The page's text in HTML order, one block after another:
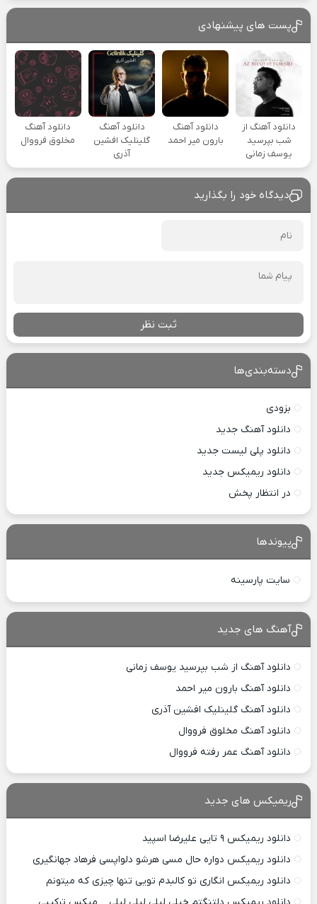
پست های پیشنهادی
دانلود آهنگ از
شب بپرسید
یوسف زمانی
دانلود آهنگ
بارون میر احمد
دانلود آهنگ
گلینلیک افشین
آذری
دانلود آهنگ
مخلوق فرووال
دیدگاه خود را بگذارید
ثبت نظر
دسته‌بندی‌ها
بزودی
دانلود آهنگ جدید
دانلود پلی لیست جدید
دانلود ریمیکس جدید
در انتظار پخش
پیوندها
سایت پارسینه
آهنگ های جدید
دانلود آهنگ از شب بپرسید یوسف زمانی
دانلود آهنگ بارون میر احمد
دانلود آهنگ گلینلیک افشین آذری
دانلود آهنگ مخلوق فرووال
دانلود آهنگ عمر رفته فرووال
ریمیکس های جدید
دانلود ریمیکس ۹ تایی علیرضا اسپید
دانلود ریمیکس دواره حال مسی هرشو دلواپسی فرهاد جهانگیری
دانلود ریمیکس انگاری تو کالبدم تویی تنها چیزی که میتونم